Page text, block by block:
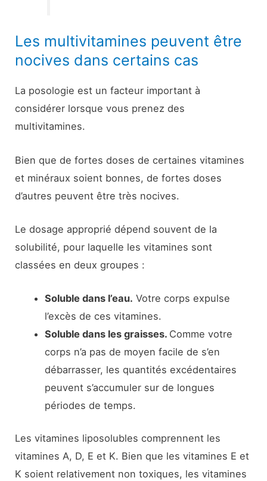
Les multivitamines peuvent être
nocives dans certains cas
La posologie est un facteur important à
considérer lorsque vous prenez des
multivitamines.
Bien que de fortes doses de certaines vitamines
et minéraux soient bonnes, de fortes doses
d’autres peuvent être très nocives.
Le dosage approprié dépend souvent de la
solubilité, pour laquelle les vitamines sont
classées en deux groupes :
Soluble dans l’eau. Votre corps expulse
l’excès de ces vitamines.
Soluble dans les graisses. Comme votre
corps n’a pas de moyen facile de s’en
débarrasser, les quantités excédentaires
peuvent s’accumuler sur de longues
périodes de temps.
Les vitamines liposolubles comprennent les
vitamines A, D, E et K. Bien que les vitamines E et
K soient relativement non toxiques, les vitamines